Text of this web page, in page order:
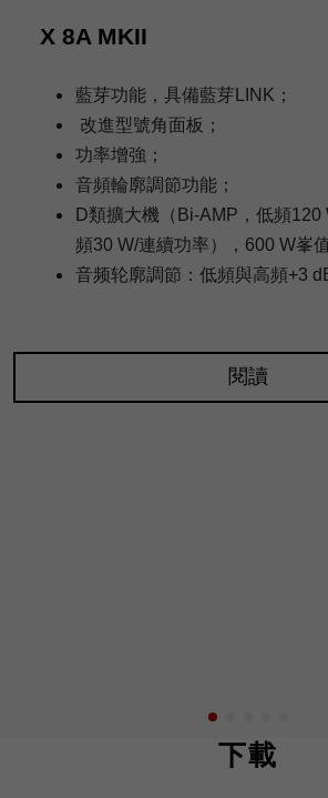
X 8A MKII
藍芽功能，具備藍芽LINK；
改進型號角面板；
功率增強；
音頻輪廓調節功能；
D類擴大機（Bi-AMP，低頻120
頻30 W/連續功率），600 W峯
音频轮廓調節：低頻與高頻+3
閱讀
下載